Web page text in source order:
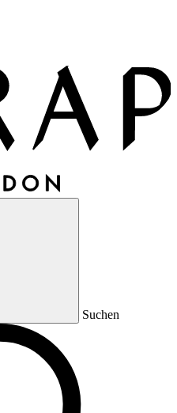
Suchen